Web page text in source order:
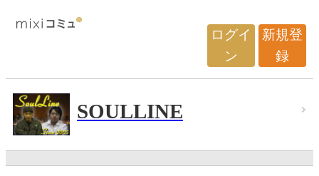
ログイ
ン
新規登
録
SOULLINE